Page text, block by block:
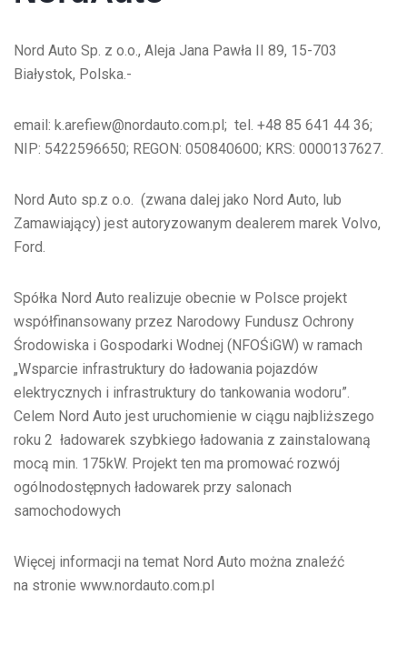
Nord Auto Sp. z o.o., Aleja Jana Pawła II 89, 15-703
Białystok, Polska.-
email: k.arefiew@nordauto.com.pl; tel. +48 85 641 44 36;
NIP: 5422596650; REGON: 050840600; KRS: 0000137627.
Nord Auto sp.z o.o. (zwana dalej jako Nord Auto, lub
Zamawiający) jest autoryzowanym dealerem marek Volvo,
Ford.
Spółka Nord Auto realizuje obecnie w Polsce projekt
współfinansowany przez Narodowy Fundusz Ochrony
Środowiska i Gospodarki Wodnej (NFOŚiGW) w ramach
„Wsparcie infrastruktury do ładowania pojazdów
elektrycznych i infrastruktury do tankowania wodoru”.
Celem Nord Auto jest uruchomienie w ciągu najbliższego
roku 2 ładowarek szybkiego ładowania z zainstalowaną
mocą min. 175kW. Projekt ten ma promować rozwój
ogólnodostępnych ładowarek przy salonach
samochodowych
Więcej informacji na temat Nord Auto można znaleźć
na stronie www.nordauto.com.pl